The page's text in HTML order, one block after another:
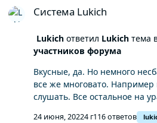
Система Lukich
Lukichответил Lukichтема
участников форума
Вкусные, да. Но немного
все же многовато. Например
слушать. Все остальное на
24 июня, 20224 г116 ответов